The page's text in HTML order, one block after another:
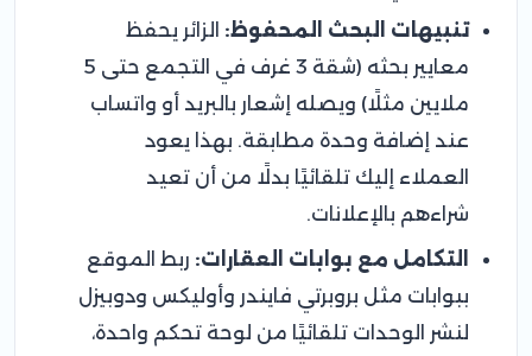
تنبيهات البحث المحفوظ: الزائر يحفظ
معايير بحثه (شقة 3 غرف في التجمع حتى 5
ملايين مثلًا) ويصله إشعار بالبريد أو واتساب
عند إضافة وحدة مطابقة. بهذا يعود
العملاء إليك تلقائيًا بدلًا من أن تعيد
شراءهم بالإعلانات.
التكامل مع بوابات العقارات: ربط الموقع
ببوابات مثل بروبرتي فايندر وأوليكس ودوبيزل
لنشر الوحدات تلقائيًا من لوحة تحكم واحدة،